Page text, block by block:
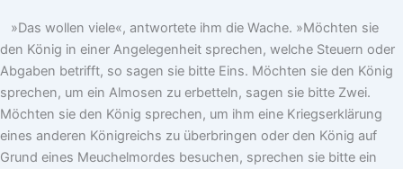
»Das wollen viele«, antwortete ihm die Wache. »Möchten sie
den König in einer Angelegenheit sprechen, welche Steuern oder
Abgaben betrifft, so sagen sie bitte Eins. Möchten sie den König
sprechen, um ein Almosen zu erbetteln, sagen sie bitte Zwei.
Möchten sie den König sprechen, um ihm eine Kriegserklärung
eines anderen Königreichs zu überbringen oder den König auf
Grund eines Meuchelmordes besuchen, sprechen sie bitte ein